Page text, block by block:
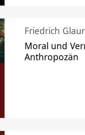
Friedrich
Moral und
Anthropozän